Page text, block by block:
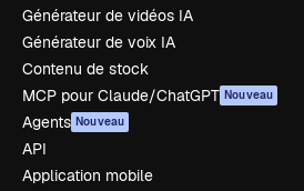
Générateur de vidéos IA
Générateur de voix IA
Contenu de stock
MCP pour Claude/ChatGPT Nouveau
Agents Nouveau
API
Application mobile